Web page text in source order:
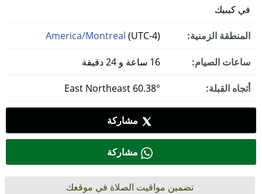
في كيبيك
المنطقة الزمنية: America/Montreal (UTC-4)
ساعات الصيام:
أتجاه القبلة:
مشاركة
مشاركة
تضمين مواقيت الصلاة في موقعك